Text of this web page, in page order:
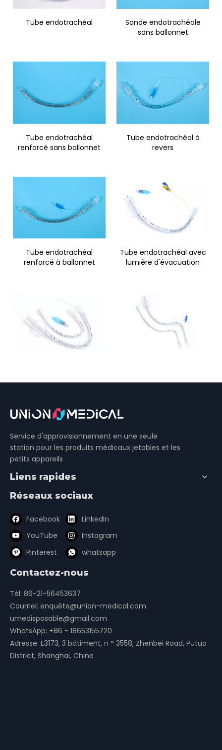
Tube endotrachéal
Sonde endotrachéale
sans ballonnet
Tube endotrachéal
renforcé sans ballonnet
Tube endotrachéal à
revers
Tube endotrachéal
renforcé à ballonnet
Tube endotrachéal avec
lumière d'évacuation
Stylet d'intubation
sonde endotrachéale sans ballonnet
Tube endotrachéal
Service d'approvisionnement en une seule
station pour les produits médicaux jetables et les
petits appareils
Liens rapides
Réseaux sociaux
Facebook
LinkedIn
YouTube
Instagram
Pinterest
whatsapp
Contactez-nous
Tél: 86-21-56453637
Courriel: enquête@union-medical.com
umedisposable@gmail.com
WhatsApp: +86 - 18653155720
Adresse: E3173, 3 bâtiment, n ° 3558, Zhenbei Road, Putuo
District, Shanghai, Chine